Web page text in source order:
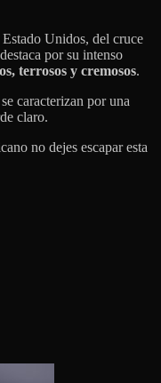
Unidos, del cruce
por su intenso
terrosos y cremosos.
caracterizan por una
claro.
no dejes escapar esta